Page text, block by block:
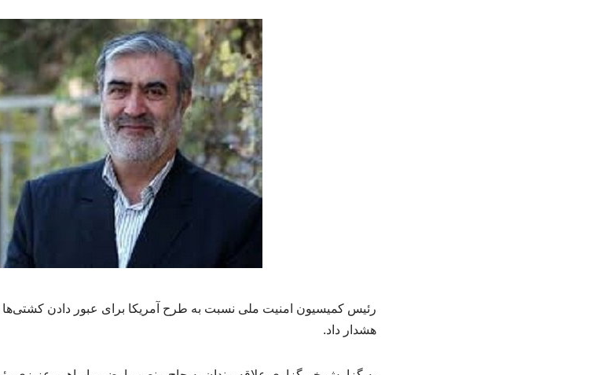
رئیس کمیسیون امنیت ملی نسبت به طرح آمریکا برای عبور دادن کشتی‌ها
هشدار داد.